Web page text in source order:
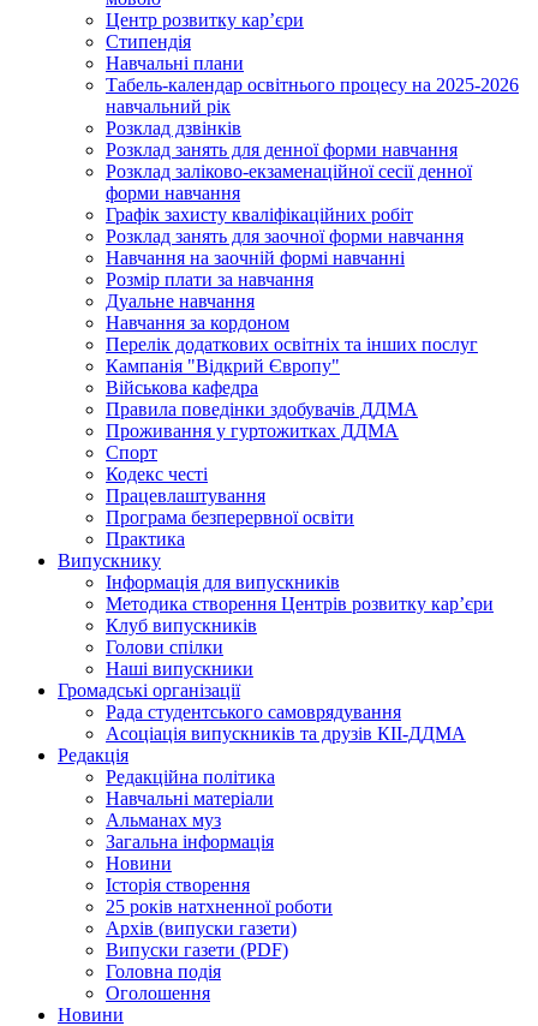
Центр розвитку кар’єри
Стипендія
Навчальні плани
Табель-календар освітнього процесу на 2025-2026
навчальний рік
Розклад дзвінків
Розклад занять для денної форми навчання
Розклад заліково-екзаменаційної сесії денної
форми навчання
Графік захисту кваліфікаційних робіт
Розклад занять для заочної форми навчання
Навчання на заочній формі навчанні
Розмір плати за навчання
Дуальне навчання
Навчання за кордоном
Перелік додаткових освітніх та інших послуг
Кампанія "Відкрий Європу"
Військова кафедра
Правила поведінки здобувачів ДДМА
Проживання у гуртожитках ДДМА
Спорт
Кодекс честі
Працевлаштування
Програма безперервної освіти
Практика
Випускнику
Інформація для випускників
Методика створення Центрів розвитку кар’єри
Клуб випускників
Голови спілки
Наші випускники
Громадські організації
Рада студентського самоврядування
Асоціація випускників та друзів КІІ-ДДМА
Редакція
Редакційна політика
Навчальні матеріали
Альманах муз
Загальна інформація
Новини
Історія створення
25 років натхненної роботи
Архів (випуски газети)
Випуски газети (PDF)
Головна подія
Оголошення
Новини